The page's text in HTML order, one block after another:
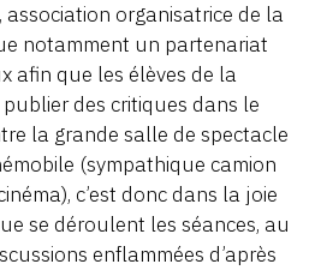
association organisatrice de la
notamment un partenariat
afin que les élèves de la
des critiques dans le
la grande salle de spectacle
(sympathique camion
c’est donc dans la joie
se déroulent les séances, au
enflammées d’après